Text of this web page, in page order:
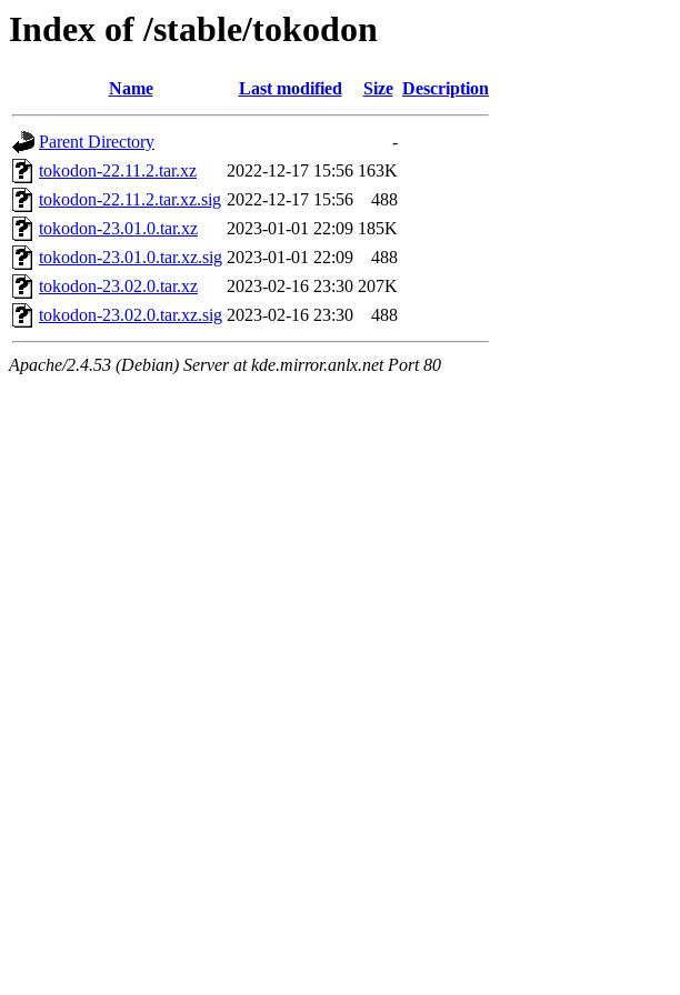
Index of /stable/tokodon
Name Last modified Size Description
Parent Directory
-
tokodon-22.11.2.tar.xz
2022-12-17 15:56 163K
tokodon-22.11.2.tar.xz.sig 2022-12-17 15:56
488
tokodon-23.01.0.tar.xz
2023-01-01 22:09 185K
tokodon-23.01.0.tar.xz.sig 2023-01-01 22:09
488
tokodon-23.02.0.tar.xz
2023-02-16 23:30 207K
tokodon-23.02.0.tar.xz.sig 2023-02-16 23:30 488
Apache/2.4.53 (Debian) Server at kde.mirror.anlx.net Port 80